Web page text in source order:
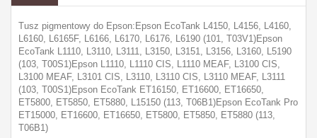
Tusz pigmentowy do Epson:Epson EcoTank L4150, L4156, L4160,
L6160, L6165F, L6166, L6170, L6176, L6190 (101, T03V1)Epson
EcoTank L1110, L3110, L3111, L3150, L3151, L3156, L3160, L5190
(103, T00S1)Epson L1110, L1110 CIS, L1110 MEAF, L3100 CIS,
L3100 MEAF, L3101 CIS, L3110, L3110 CIS, L3110 MEAF, L3111
(103, T00S1)Epson EcoTank ET16150, ET16600, ET16650,
ET5800, ET5850, ET5880, L15150 (113, T06B1)Epson EcoTank Pro
ET15000, ET16600, ET16650, ET5800, ET5850, ET5880 (113,
T06B1)